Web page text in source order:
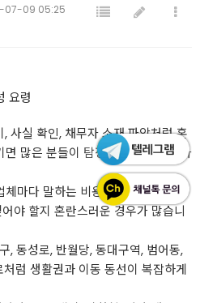
09 05:25
요령
사실 확인, 채무자 소재 파악처럼 혼
많은 분들이 탐정사무소나탐정사
마다 말하는 비용이 다르고, 계약
야 할지 혼란스러운 경우가 많습니
, 동성로, 반월당, 동대구역, 범어동,
럼 생활권과 이동 동선이 복잡하게